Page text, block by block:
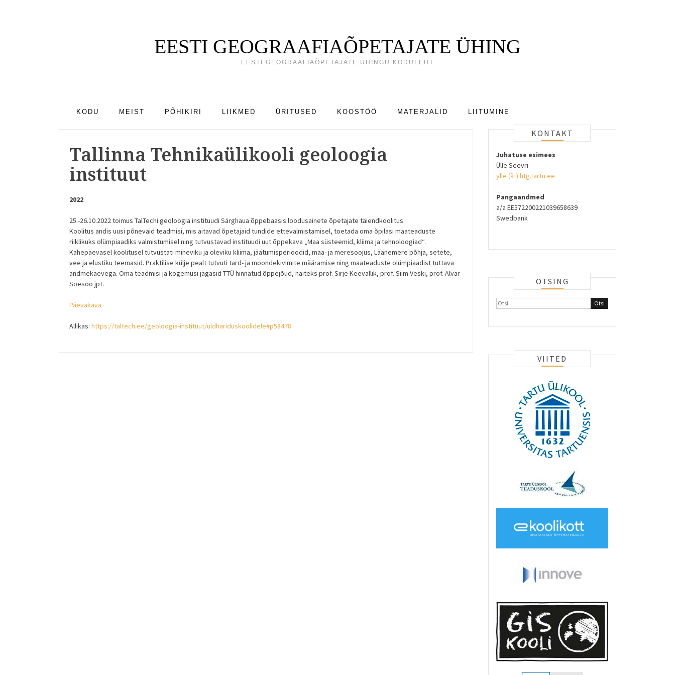
EESTI GEOGRAAFIAÕPETAJATE ÜHING
EESTI GEOGRAAFIAÕPETAJATE ÜHINGU KODULEHT
KODU MEIST PÕHIKIRI LIIKMED ÜRITUSED KOOSTÖÖ MATERJALID LIITUMINE
Tallinna Tehnikaülikooli geoloogia
instituut
2022
25.-26.10.2022 toimus TalTechi geoloogia instituudi Särghaua õppebaasis loodusainete õpetajate täiendkoolitus.
Koolitus andis uusi põnevaid teadmisi, mis aitavad õpetajaid tundide ettevalmistamisel, toetada oma õpilasi maateaduste
riiklikuks olümpiaadiks valmistumisel ning tutvustavad instituudi uut õppekava „Maa süsteemid, kliima ja tehnoloogiad“.
Kahepäevasel koolitusel tutvustati mineviku ja oleviku kliima, jäätumisperioodid, maa- ja meresoojus, Läänemere põhja, setete,
vee ja elustiku teemasid. Praktilise külje pealt tutvuti tard- ja moondekivimite määramise ning maateaduste olümpiaadist tuttava
andmekaevega. Oma teadmisi ja kogemusi jagasid TTÜ hinnatud õppejõud, näiteks prof. Sirje Keevallik, prof. Siim Veski, prof. Alvar
Soesoo jpt.
Päevakava
Allikas: https://taltech.ee/geoloogia-instituut/uldhariduskoolidele#p58478
KONTAKT
Juhatuse esimees
Ülle Seevri
ylle (ät) htg.tartu.ee
Pangaandmed
a/a EE572200221039658639
Swedbank
OTSING
Otsi:
VIITED